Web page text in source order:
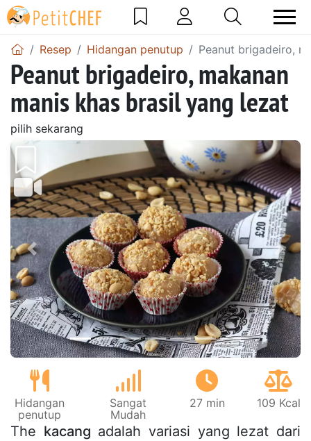
Resep Hidangan penutup Peanut brigadeiro,
Peanut brigadeiro, makanan
manis khas brasil yang lezat
pilih sekarang
Sebelumnya
Hidangan
penutup
Sangat
Mudah
27 min 109 Kcal
The kacang adalah variasi yang lezat dari